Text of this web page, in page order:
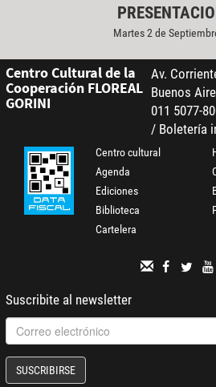
Martes 2 de
Centro Cultural de la
Cooperación FLOREAL
GORINI
Av.
Buenos
011 5077-
/ Boletería
Centro cultural
Agenda
Ediciones
Biblioteca
Cartelera
Suscribite al newsletter
SUSCRIBIRSE